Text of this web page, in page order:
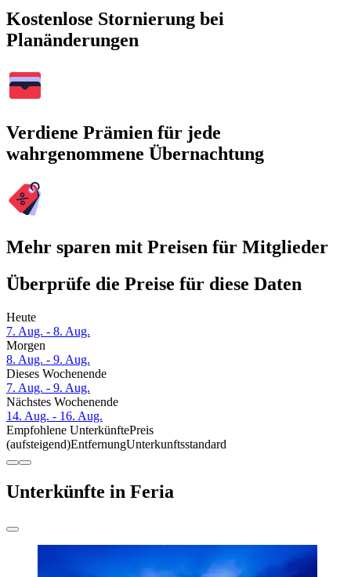
Kostenlose Stornierung bei
Planänderungen
Verdiene Prämien für jede
wahrgenommene Übernachtung
Mehr sparen mit Preisen für Mitglieder
Überprüfe die Preise für diese Daten
Heute
7. Aug. - 8. Aug.
Morgen
8. Aug. - 9. Aug.
Dieses Wochenende
7. Aug. - 9. Aug.
Nächstes Wochenende
14. Aug. - 16. Aug.
Empfohlene UnterkünftePreis
(aufsteigend)EntfernungUnterkunftsstandard
Unterkünfte in Feria